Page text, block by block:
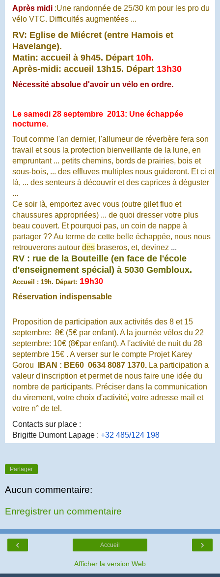
Après midi :Une randonnée de 25/30 km pour les pro du
vélo VTC. Difficultés augmentées ...
RV: Eglise de Miécret (entre Hamois et
Havelange).
Matin: accueil à 9h45. Départ 10h.
Après-midi: accueil 13h15. Départ 13h30
Nécessité absolue d'avoir un vélo en ordre.
Le samedi 28 septembre 2013: Une échappée
nocturne.
Tout comme l'an dernier, l'allumeur de réverbère fera son
travail et sous la protection bienveillante de la lune, en
empruntant ... petits chemins, bords de prairies, bois et
sous-bois, ... des effluves multiples nous guideront. Et ci et
là, ... des senteurs à découvrir et des caprices à déguster
...
Ce soir là, emportez avec vous (outre gilet fluo et
chaussures appropriées) ... de quoi dresser votre plus
beau couvert. Et pourquoi pas, un coin de nappe à
partager ?? Au terme de cette belle échappée, nous nous
retrouverons autour des braseros, et, devinez ...
RV : rue de la Bouteille (en face de l'école
d'enseignement spécial) à 5030 Gembloux.
Accueil : 19h. Départ: 19h30
Réservation indispensable
Proposition de participation aux activités des 8 et 15
septembre: 8€ (5€ par enfant). A la journée vélos du 22
septembre: 10€ (8€par enfant). A l'activité de nuit du 28
septembre 15€ . A verser sur le compte Projet Karey
Gorou
IBAN : BE60 0634 8087 1370. La participation a
valeur d'inscription et permet de nous faire une idée du
nombre de participants. Préciser dans la communication
du virement, votre choix d'activité, votre adresse mail et
votre n° de tel.
Contacts sur place :
Brigitte Dumont Lapage : +32 485/124 198
Partager
Aucun commentaire:
Enregistrer un commentaire
‹ ›
Accueil
Afficher la version Web